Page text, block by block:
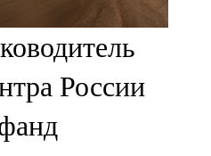
России